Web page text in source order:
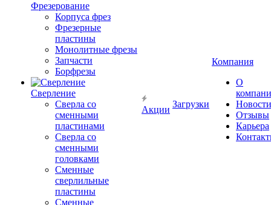
Фрезерование
Корпуса фрез
Фрезерные
пластины
Монолитные фрезы
Запчасти
Борфрезы
Сверление
Сверла со
сменными
пластинами
Сверла со
сменными
головками
Сменные
сверлильные
пластины
Сменные
Акции
Загрузки
Компания
О
Новости
Отзывы
Карьера